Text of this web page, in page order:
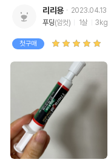
리리용
2023.04.13
푸딩(암컷) 1살 3kg
첫구매